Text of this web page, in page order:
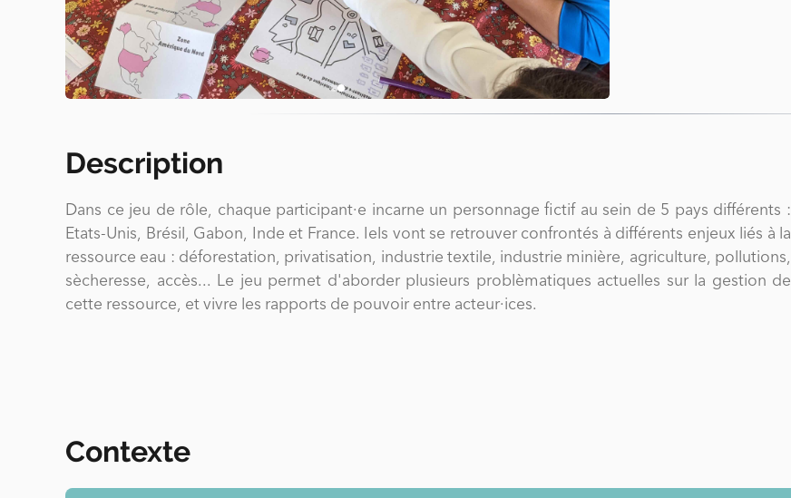
Description
Dans ce jeu de rôle, chaque participant·e incarne un personnage fictif au sein de 5 pays différents :
Etats-Unis, Brésil, Gabon, Inde et France. Iels vont se retrouver confrontés à différents enjeux liés à la
ressource eau : déforestation, privatisation, industrie textile, industrie minière, agriculture, pollutions,
sècheresse, accès... Le jeu permet d'aborder plusieurs problèmatiques actuelles sur la gestion de
cette ressource, et vivre les rapports de pouvoir entre acteur·ices.
Contexte